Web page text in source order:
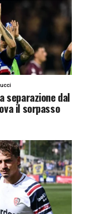
separazione dal
il sorpasso